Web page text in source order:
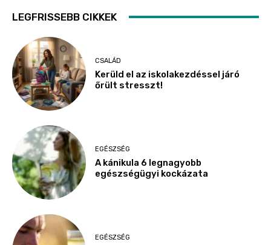
LEGFRISSEBB CIKKEK
CSALÁD
Kerüld el az iskolakezdéssel járó
őrült stresszt!
EGÉSZSÉG
A kánikula 6 legnagyobb
egészségügyi kockázata
EGÉSZSÉG